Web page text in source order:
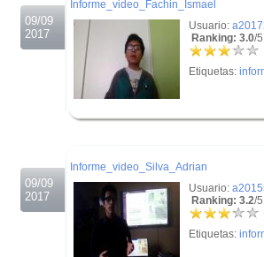
09/09
2017
Informe_video_Fachin_Ismael
Usuario:
Ranking: 3.0/
Etiquetas:
09/09
2017
Informe_video_Silva_Adrian
Usuario:
Ranking: 3.2/
Etiquetas: